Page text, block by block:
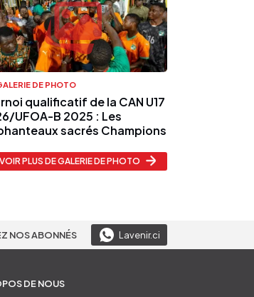
DE PHOTO
qualificatif de la CAN U17
UFOA-B 2025 : Les
sacrés Champions
VOIR PLUS DE GALERIE DE PHOTO
NOS ABONNÉS Lavenir.ci
DE NOUS